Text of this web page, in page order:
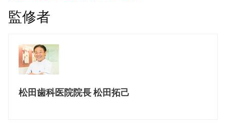
監修者
松田歯科医院院長 松田拓己